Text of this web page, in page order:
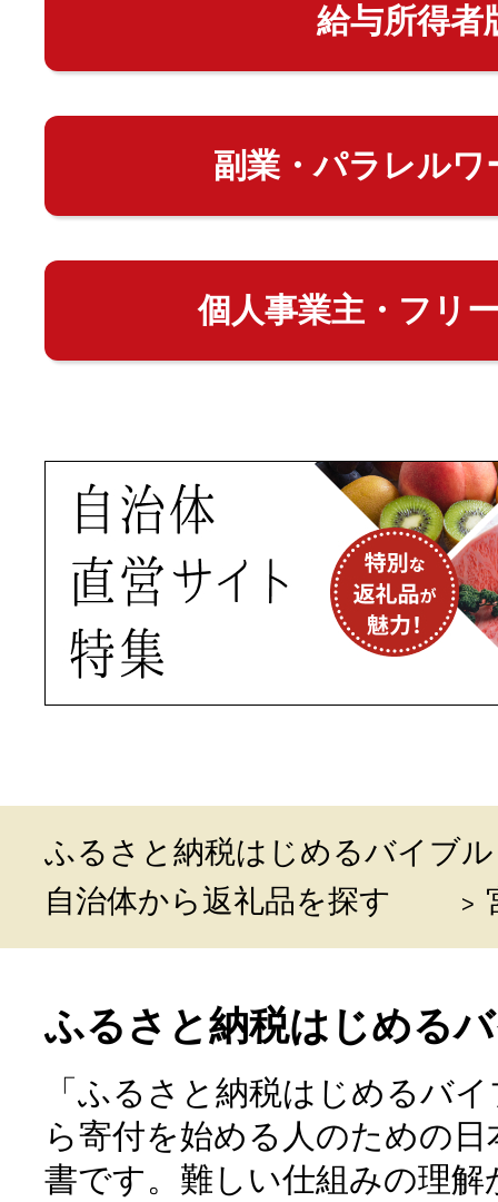
給与所得者
副業・パラレルワ
個人事業主・フリ
ふるさと納税はじめるバイブル
自治体から返礼品を探す
ふるさと納税はじめる
「ふるさと納税はじめるバ
ら寄付を始める人のための
書です。難しい仕組みの理